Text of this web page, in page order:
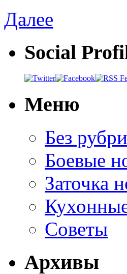
Далее
Social
Меню
Без
Боевые
Заточка
Советы
Архивы